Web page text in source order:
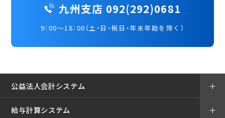
九州支店 092(292)0681
9：00～18：00（土・日・祝日・年末年始を除く）
公益法人会計システム ＋
給与計算システム ＋